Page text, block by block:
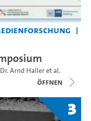
Dr. Arnd Halleret al.
Öffnen
3